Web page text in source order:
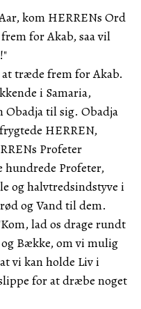
kom HERRENs Ord
for Akab, saa vil
at træde frem for Akab.
i Samaria,
Obadja til sig. Obadja
HERREN,
Profeter
hundrede Profeter,
og halvtredsindstyve i
og Vand til dem.
lad os drage rundt
Bække, om vi mulig
vi kan holde Liv i
for at dræbe noget